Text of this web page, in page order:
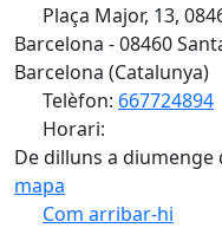
Plaça Major, 13,
Barcelona - 08460
Barcelona (Catalunya)
Telèfon: 667724894
Horari:
De dilluns a diumenge
mapa
Com arribar-hi